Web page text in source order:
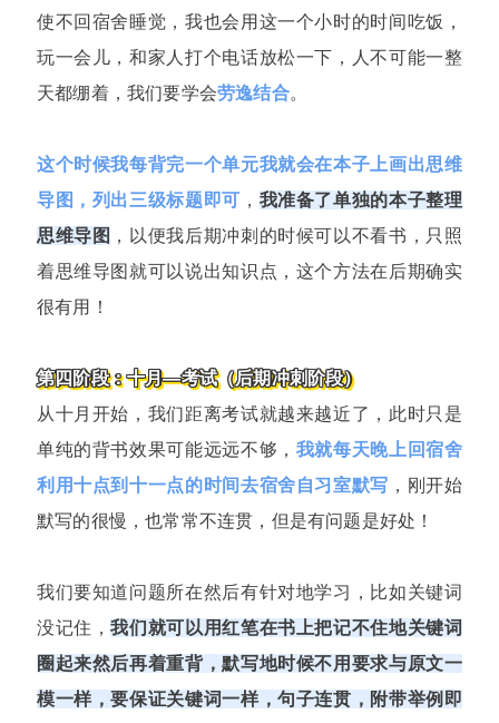
使不回宿舍睡觉，我也会用这一个小时的时间吃饭，
玩一会儿，和家人打个电话放松一下，人不可能一整
天都绷着，我们要学会劳逸结合。
这个时候我每背完一个单元我就会在本子上画出思维
导图，列出三级标题即可 ， 我准备了单独的本子整理
思维导图 ，以便我后期冲刺的时候可以不看书，只照
着思维导图就可以说出知识点，这个方法在后期确实
很有用！
第四阶段：十月—考试（后期冲刺阶段）
从十月开始，我们距离考试就越来越近了，此时只是
单纯的背书效果可能远远不够， 我就每天晚上回宿舍
利用十点到十一点的时间去宿舍自习室默写 ，刚开始
默写的很慢，也常常不连贯，但是有问题是好处！
我们要知道问题所在然后有针对地学习，比如关键词
没记住，我们就可以用红笔在书上把记不住地关键词
圈起来然后再着重背，默写地时候不用要求与原文一
模一样，要保证关键词一样，句子连贯，附带举例即